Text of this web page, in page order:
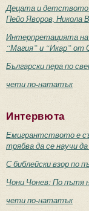
Децата и детството
Пейо Яворов, Никола
Интерпретацията
“Магия” и “Икар” от
Български пера по
чети по-нататък
Интервюта
Емигрантството е
трябва да се научи
С библейски взор по
Чони Чонев: По пътя
чети по-нататък